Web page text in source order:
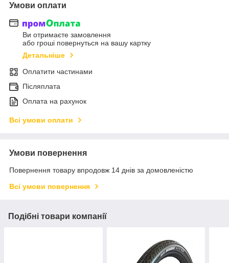
Умови оплати
Ви отримаєте замовлення
або гроші повернуться на вашу картку
Детальніше
Оплатити частинами
Післяплата
Оплата на рахунок
Всі умови оплати
Умови повернення
Повернення товару впродовж 14 днів за домовленістю
Всі умови повернення
Подібні товари компанії